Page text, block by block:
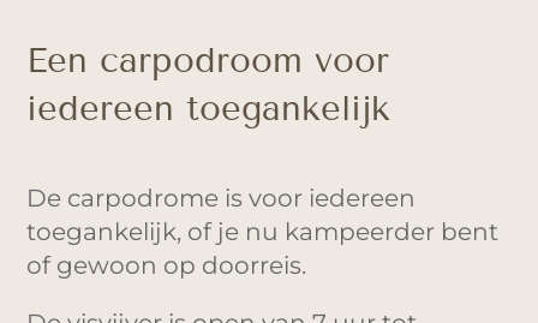
Een carpodroom voor
iedereen toegankelijk
De carpodrome is voor iedereen
toegankelijk, of je nu kampeerder bent
of gewoon op doorreis.